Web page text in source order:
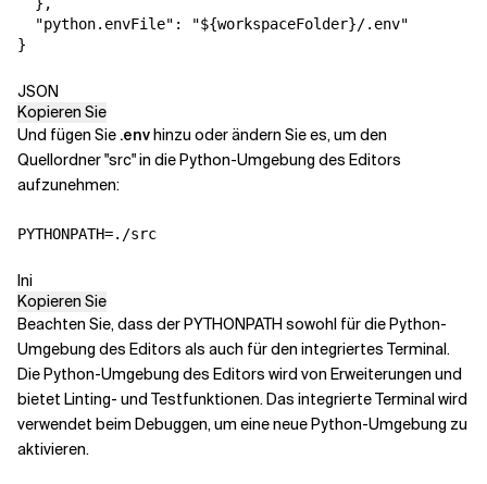
"python.envFile" :
"${workspaceFolder}/.env"
}
JSON
Kopieren Sie
Und fügen Sie .envhinzu oder ändern Sie es, um den
Quellordner "src" in die Python-Umgebung des Editors
aufzunehmen:
PYTHONPATH=./src
Ini
Kopieren Sie
Beachten Sie, dass der PYTHONPATH sowohl für die Python-
Umgebung des Editors als auch für den integriertes Terminal.
Die Python-Umgebung des Editors wird von Erweiterungen und
bietet Linting- und Testfunktionen. Das integrierte Terminal wird
verwendet beim Debuggen, um eine neue Python-Umgebung zu
aktivieren.